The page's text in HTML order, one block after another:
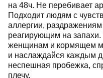
на 48ч. Не перебивает
Подходит людям с
аллергии,
реагирующим на
женщинам и кормящем
и наслаждайся каждым
неспешная пробежка,
плечу.